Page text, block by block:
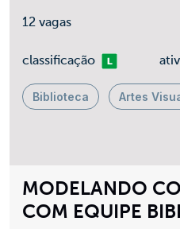
MODELANDO
COM EQUIPE
12 vagas
classificaçãoLivre
Biblioteca Artes